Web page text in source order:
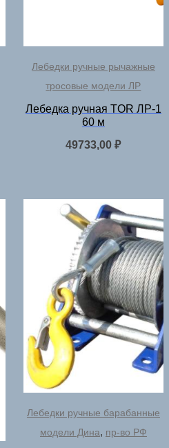
Лебедки ручные рычажные
тросовые модели ЛР
Лебедка ручная TOR ЛР-1
60 м
49733,00₽
Лебедки ручные барабанные
модели Дина, пр-во РФ